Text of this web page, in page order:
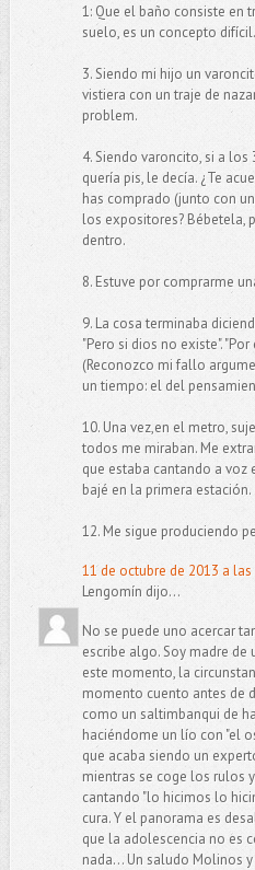
1: Que el baño consiste en
suelo, es un concepto
3. Siendo mi hijo un
vistiera con un traje de
problem.
4. Siendo varoncito, si a
quería pis, le decía. ¿Te
has comprado (junto con
los expositores? Bébetela,
dentro.
8. Estuve por comprarme
9. La cosa terminaba
"Pero si dios no existe".
(Reconozco mi fallo
un tiempo: el del
10. Una vez,en el metro,
todos me miraban. Me
que estaba cantando a voz
bajé en la primera estación.
12. Me sigue produciendo
11 de octubre de 2013 a las
Lengomín dijo...
No se puede uno acercar
escribe algo. Soy madre de
este momento, la
momento cuento antes de
como un saltimbanqui de
haciéndome un lío con "el
que acaba siendo un
mientras se coge los rulos
cantando "lo hicimos lo
cura. Y el panorama es
que la adolescencia no es
nada... Un saludo Molinos